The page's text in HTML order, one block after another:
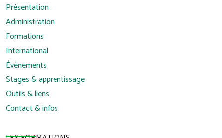
Présentation
Administration
Formations
International
Évènements
Stages & apprentissage
Outils & liens
Contact & infos